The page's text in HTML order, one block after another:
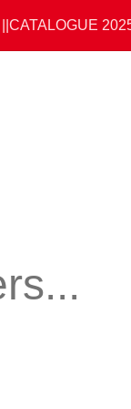
||CATALOGUE